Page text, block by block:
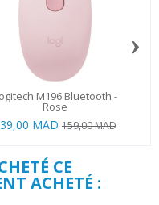
M196 Bluetooth -
Rose
MAD 159,00 MAD
›
CE
ACHETÉ :